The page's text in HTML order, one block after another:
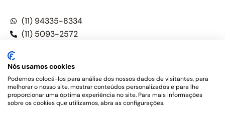
(11) 94335-8334
(11) 5093-2572
Este site não é um produto Meta Platforms, Inc., Google LLC,
tampouco oferece serviços públicos oficiais. Somos um
Nós usamos cookies
Podemos colocá-los para análise dos nossos dados de visitantes, para
melhorar o nosso site, mostrar conteúdos personalizados e para lhe
proporcionar uma óptima experiência no site. Para mais informações
sobre os cookies que utilizamos, abra as configurações.